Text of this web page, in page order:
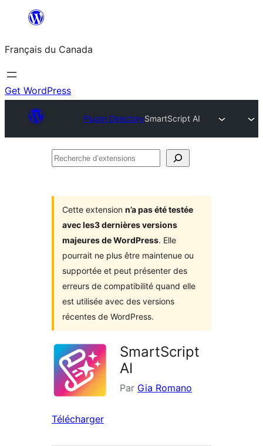
contenu
Français du Canada
Get WordPress
Plugin DirectorySmartScript AI
Recherche
Cette extension n’a pas été testée
avec les3 dernières versions
majeures de WordPress. Elle
pourrait ne plus être maintenue ou
supportée et peut présenter des
erreurs de compatibilité quand elle
est utilisée avec des versions
récentes de WordPress.
SmartScript
AI
Par Gia Romano
Télécharger